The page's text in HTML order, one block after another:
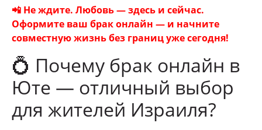
📲 Не ждите. Любовь — здесь и сейчас.
Оформите ваш брак онлайн — и начните
совместную жизнь без границ уже сегодня!
💍 Почему брак онлайн в
Юте — отличный выбор
для жителей Израиля?